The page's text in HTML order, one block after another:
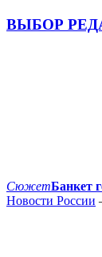
ВЫБОР
СюжетБанкет
Новости России